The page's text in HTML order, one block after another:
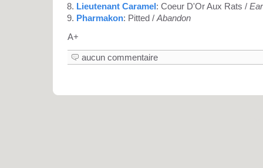
Lieutenant Caramel: Coeur D'Or Aux Rats /
Pharmakon: Pitted / Abandon
A+
aucun commentaire